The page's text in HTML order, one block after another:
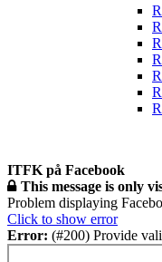
ITFK på Facebook
This message is only
Problem displaying
Click to show error
Error: (#200) Provide